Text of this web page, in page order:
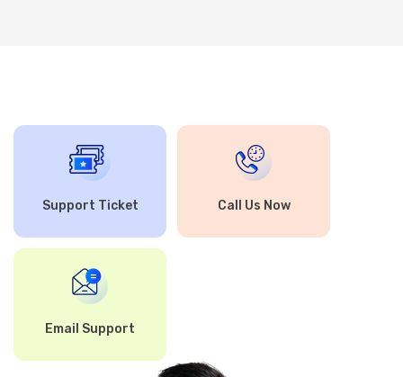
Support Ticket Call Us Now
Email Support